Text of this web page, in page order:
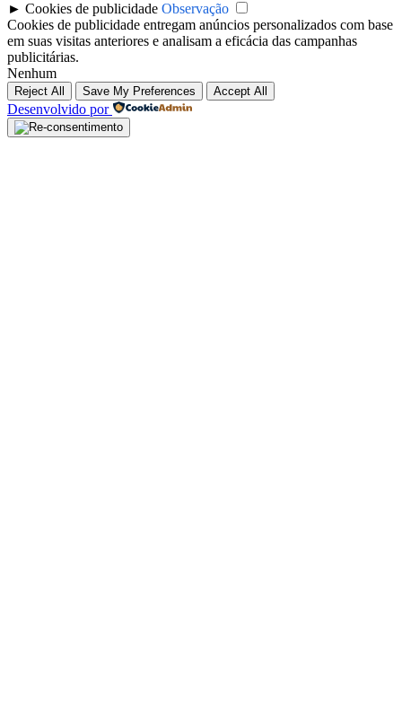
► Cookies de publicidade Observação
Cookies de publicidade entregam anúncios personalizados com base
em suas visitas anteriores e analisam a eficácia das campanhas
publicitárias.
Nenhum
Reject All Save My Preferences Accept All
Desenvolvido por